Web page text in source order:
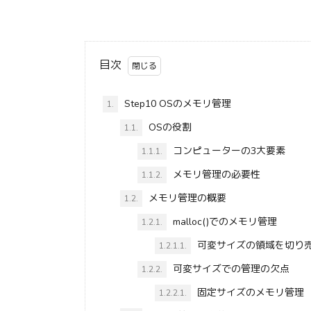
目次
1. Step10 OSのメモリ管理
1.1. OSの役割
1.1.1. コンピューターの3大要素
1.1.2. メモリ管理の必要性
1.2. メモリ管理の概要
1.2.1. malloc()でのメモリ管理
1.2.1.1. 可変サイズの領域を切り
1.2.2. 可変サイズでの管理の欠点
1.2.2.1. 固定サイズのメモリ管理